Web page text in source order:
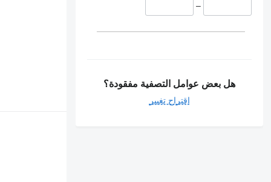
–
هل بعض عوامل التصفية مفقودة؟
اقتراح تغيير